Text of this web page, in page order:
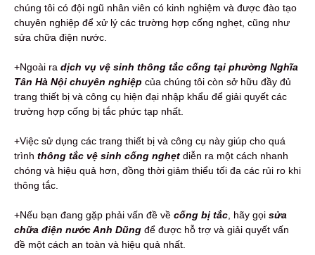
chúng tôi có đội ngũ nhân viên có kinh nghiệm và được đào tạo
chuyên nghiệp để xử lý các trường hợp cống nghẹt, cũng như
sửa chữa điện nước.
+Ngoài ra dịch vụ vệ sinh thông tắc cống tại phường Nghĩa
Tân Hà Nội chuyên nghiệp của chúng tôi còn sở hữu đầy đủ
trang thiết bị và công cụ hiện đại nhập khẩu để giải quyết các
trường hợp cống bị tắc phức tạp nhất.
+Việc sử dụng các trang thiết bị và công cụ này giúp cho quá
trình thông tắc vệ sinh cống nghẹt diễn ra một cách nhanh
chóng và hiệu quả hơn, đồng thời giảm thiểu tối đa các rủi ro khi
thông tắc.
+Nếu bạn đang gặp phải vấn đề về cống bị tắc , hãy gọi sửa
chữa điện nước Anh Dũng để được hỗ trợ và giải quyết vấn
đề một cách an toàn và hiệu quả nhất.